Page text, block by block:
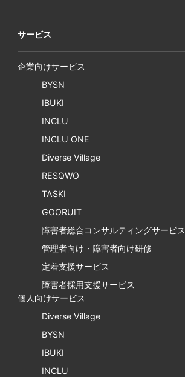
サービス
企業向けサービス
BYSN
IBUKI
INCLU
INCLU ONE
Diverse Village
RESQWO
TASKI
GOORUIT
障害者総合コンサルティングサービス
管理者向け・障害者向け研修
定着支援サービス
障害者採用支援サービス
個人向けサービス
Diverse Village
BYSN
IBUKI
INCLU